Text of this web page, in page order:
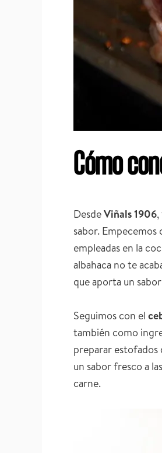
Cómo
DesdeViñals 1906
sabor. Empecemos
empleadas en la
albahaca no te
que aporta un
Seguimos con el
también como
preparar estofados
un sabor fresco a
carne.